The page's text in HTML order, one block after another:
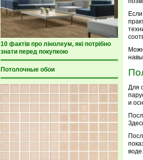
10 фактів про лінолеум, які потрібно
знати перед покупкою
Потолочные обои
Для
и
воде.